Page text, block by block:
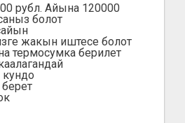
700 рубл. Айына 120000
болот
жакын иштесе болот
термосумка берилет